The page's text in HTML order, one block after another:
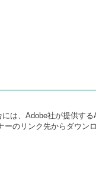
は、Adobe社が提供する
のリンク先からダウン